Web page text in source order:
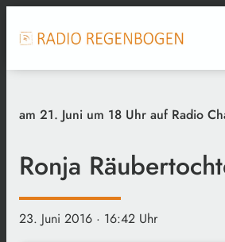
am 21. Juni um 18 Uhr auf Radio
Ronja
23. Juni 2016 · 16:42 Uhr